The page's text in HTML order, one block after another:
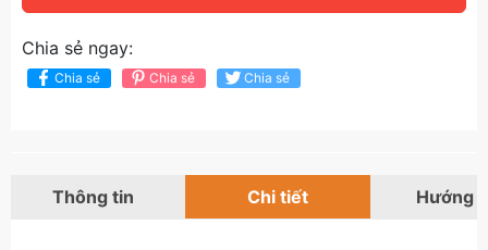
Chia sẻ ngay:
Chia sẻ Chia sẻ Chia sẻ
Thông tin Chi tiết Hướng